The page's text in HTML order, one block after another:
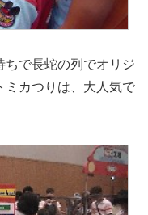
ちで長蛇の列でオリジ
ミカつりは、大人気で